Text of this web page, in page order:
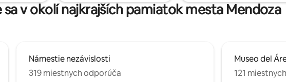
v okolí najkrajších pamiatok mesta Mendoza
Námestie nezávislosti
319 miestnych odporúča
Museo del
121